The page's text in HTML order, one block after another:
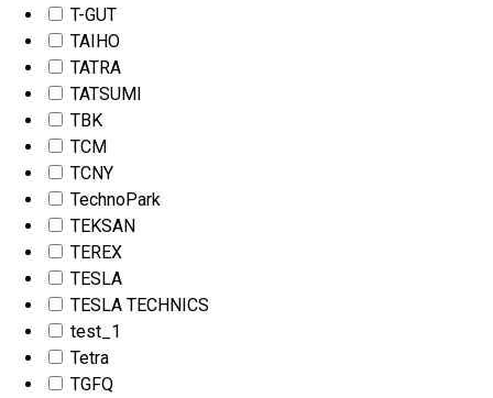
T-GUT
TAIHO
TATRA
TATSUMI
TBK
TCM
TCNY
TechnoPark
TEKSAN
TEREX
TESLA
TESLA TECHNICS
test_1
Tetra
TGFQ